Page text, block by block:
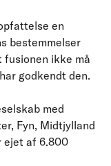
en
bestemmelser
ikke må
godkendt den.
med
Fyn, Midtjylland
ejet af 6.800